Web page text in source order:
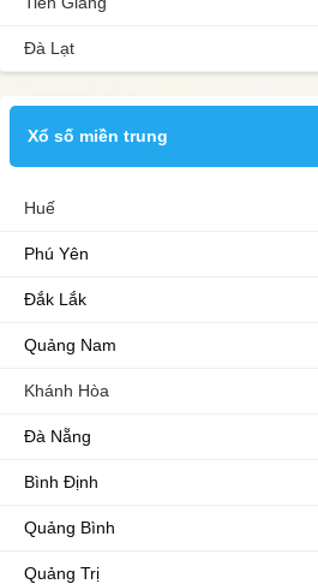
Đà Lạt
Xổ số miền trung
Huế
Phú Yên
Đắk Lắk
Quảng Nam
Khánh Hòa
Đà Nẵng
Bình Định
Quảng Bình
Quảng Trị